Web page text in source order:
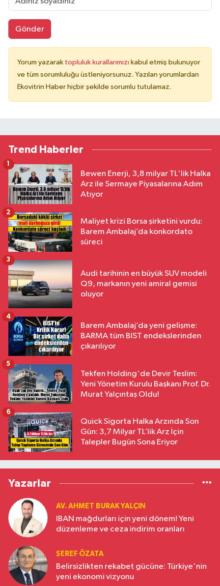
Gönder
Yorum yazarak topluluk kurallarımızı kabul etmiş bulunuyor
ve tüm sorumluluğu üstleniyorsunuz. Yazılan yorumlardan
Ekovitrin Haber hiçbir şekilde sorumlu tutulamaz.
Trend Haberler
Bewen Enerji, 3,8 milyar TL'lik Halka
Arz ile Sermaye Piyasalarına Adım
Atıyor
Maliyet krizi Borsa şirketini vurdu:
Barem Ambalaj’da konkordato
süreci
2
Audi tarihinin en büyük SUV modeli
Q9, markanın yeni amiral gemisi
oluyor
3
Barem Ambalaj’da yeni gelişme:
BARMA tüm BIST endekslerinden
çıkarılıyor
4
Tekfen Holding'de Devir Teslim:
Yeni Yönetim Kurulu Başkanı Prof. Dr.
Murat Yalçıntaş Oldu!
5
Quick Sigorta Halka Arzında Son
Gün: 3,7 Milyar TL’lik Arz İçin
Talepler Bugün Sona Eriyor
6
Yazarlar
AV. AHMET BURAK YALÇIN
IBAN mağdurları için yeni dönem! Yeni
düzenleme ve ceza indirim oranları
ŞEREF ÖZATA
Belirsizlikten rekabet gücüne: Türkiye'nin
yeni ekonomi vizyonu